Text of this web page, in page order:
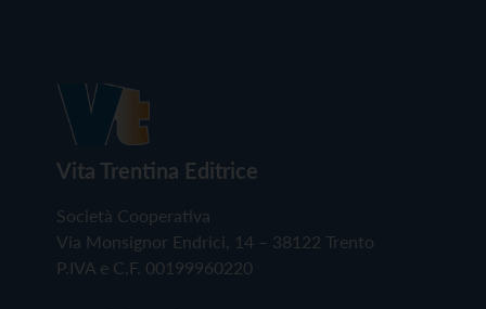
Vita Trentina Editrice
Società Cooperativa
Via Monsignor Endrici, 14 – 38122 Trento
P.IVA e C.F. 00199960220